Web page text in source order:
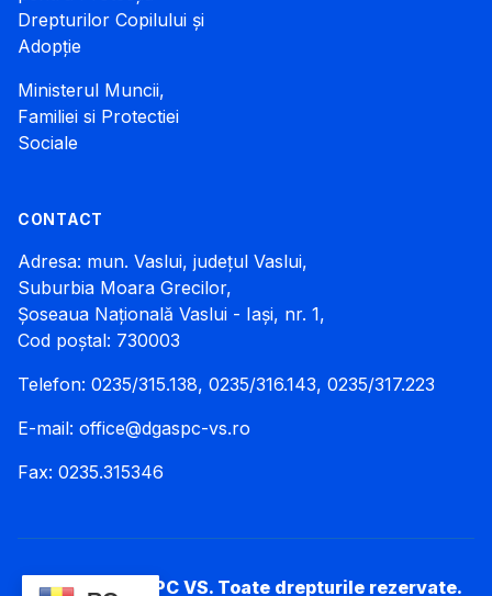
Drepturilor Copilului și
Adopție
Ministerul Muncii,
Familiei si Protectiei
Sociale
CONTACT
Adresa: mun. Vaslui, județul Vaslui,
Suburbia Moara Grecilor,
Șoseaua Națională Vaslui - Iași, nr. 1,
Cod poștal: 730003
Telefon: 0235/315.138, 0235/316.143, 0235/317.223
E-mail: office@dgaspc-vs.ro
Fax: 0235.315346
© 2026 DGASPC VS. Toate drepturile rezervate.